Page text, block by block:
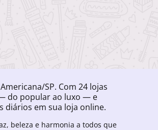
SP. Com 24 lojas
— do popular ao luxo — e
diários em sua loja online.
beleza e harmonia a todos que